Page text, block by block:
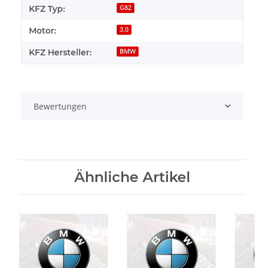
KFZ Typ: G82
Motor: 3.0
KFZ Hersteller: BMW
Bewertungen
Ähnliche Artikel